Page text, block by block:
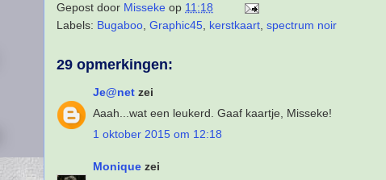
Gepost door Misseke op 11:18
Labels: Bugaboo Graphic45 kerstkaart spectrum noir
29 opmerkingen:
Je@net zei
Aaah...wat een leukerd. Gaaf kaartje, Misseke!
1 oktober 2015 om 12:18
Monique zei